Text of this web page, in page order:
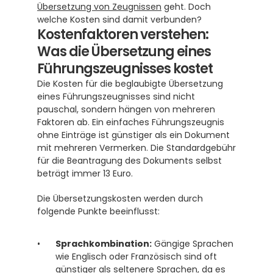
Übersetzung von Zeugnissen geht. Doch
welche Kosten sind damit verbunden?
Kostenfaktoren verstehen:
Was die Übersetzung eines
Führungszeugnisses kostet
Die Kosten für die beglaubigte Übersetzung
eines Führungszeugnisses sind nicht
pauschal, sondern hängen von mehreren
Faktoren ab. Ein einfaches Führungszeugnis
ohne Einträge ist günstiger als ein Dokument
mit mehreren Vermerken. Die Standardgebühr
für die Beantragung des Dokuments selbst
beträgt immer 13 Euro.
Die Übersetzungskosten werden durch
folgende Punkte beeinflusst:
Sprachkombination: Gängige Sprachen
wie Englisch oder Französisch sind oft
günstiger als seltenere Sprachen, da es